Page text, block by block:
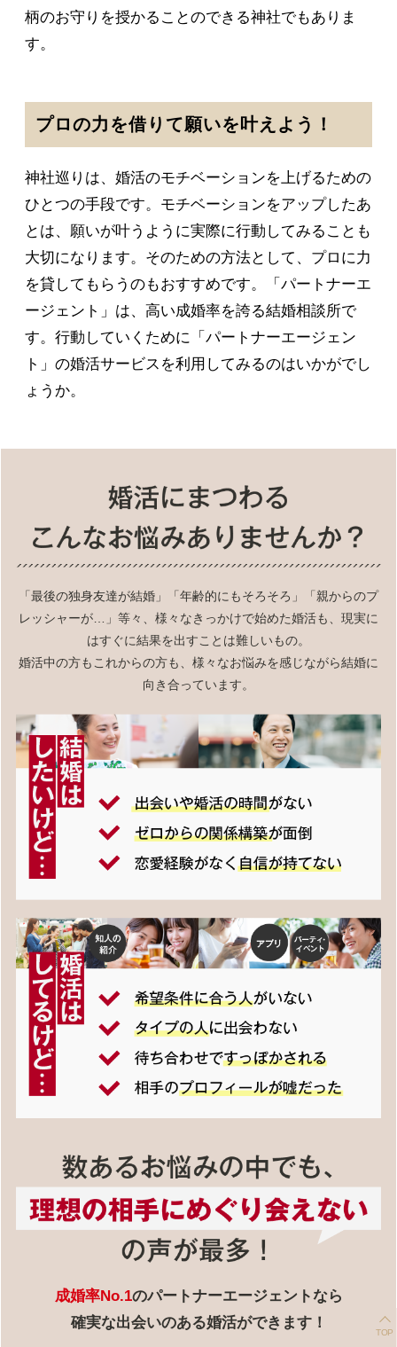
柄のお守りを授かることのできる神社でもありま
す。
プロの力を借りて願いを叶えよう！
神社巡りは、婚活のモチベーションを上げるための
ひとつの手段です。モチベーションをアップしたあ
とは、願いが叶うように実際に行動してみることも
大切になります。そのための方法として、プロに力
を貸してもらうのもおすすめです。「パートナーエ
ージェント」は、高い成婚率を誇る結婚相談所で
す。行動していくために「パートナーエージェン
ト」の婚活サービスを利用してみるのはいかがでし
ょうか。
「最後の独身友達が結婚」「年齢的にもそろそろ」「親からのプ
レッシャーが…」等々、様々なきっかけで始めた婚活も、現実に
はすぐに結果を出すことは難しいもの。
婚活中の方もこれからの方も、様々なお悩みを感じながら結婚に
向き合っています。
成婚率No.1のパートナーエージェントなら
確実な出会いのある婚活ができます！
TOP